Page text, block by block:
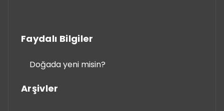
Faydalı Bilgiler
Doğada yeni misin?
Arşivler